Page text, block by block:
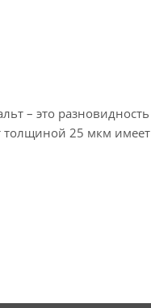
– это разновидность
толщиной 25 мкм имеет